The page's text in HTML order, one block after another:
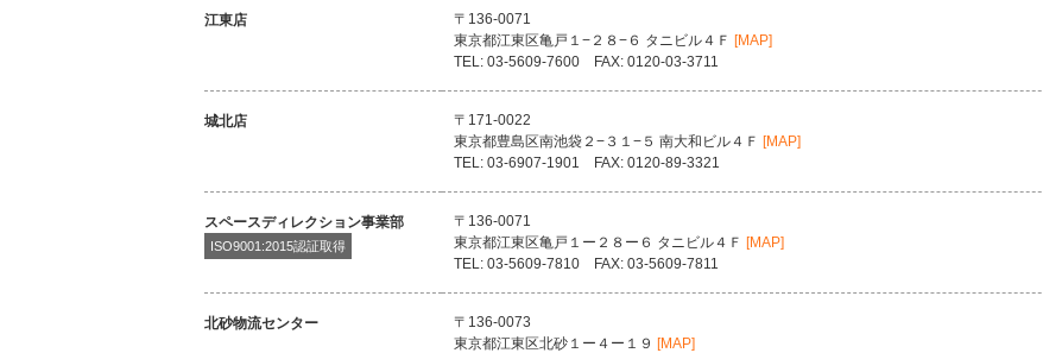
江東店
〒136-0071
東京都江東区亀戸１−２８−６ タニビル４Ｆ [MAP]
TEL: 03-5609-7600 FAX: 0120-03-3711
城北店
〒171-0022
東京都豊島区南池袋２−３１−５ 南大和ビル４Ｆ [MAP]
TEL: 03-6907-1901 FAX: 0120-89-3321
スペースディレクション事業部
ISO9001:2015認証取得
〒136-0071
東京都江東区亀戸１ー２８ー６ タニビル４Ｆ [MAP]
TEL: 03-5609-7810 FAX: 03-5609-7811
北砂物流センター
〒136-0073
東京都江東区北砂１ー４ー１９ [MAP]